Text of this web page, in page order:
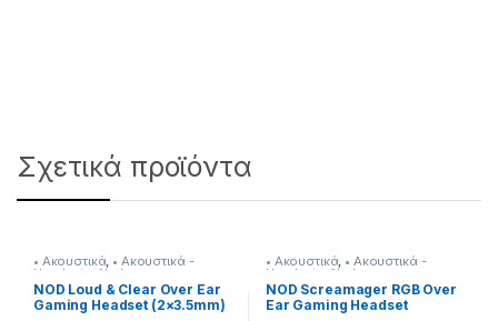
Σχετικά προϊόντα
• Ακουστικά, • Ακουστικά -
Headsets Nod
NOD Loud & Clear Over Ear
Gaming Headset (2×3.5mm)
• Ακουστικά, • Ακουστικά -
Headsets Nod
NOD Screamager RGB Over
Ear Gaming Headset